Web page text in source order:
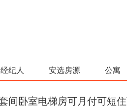
经纪人 安选房源 公寓